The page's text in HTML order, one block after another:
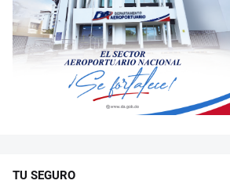
TU SEGURO